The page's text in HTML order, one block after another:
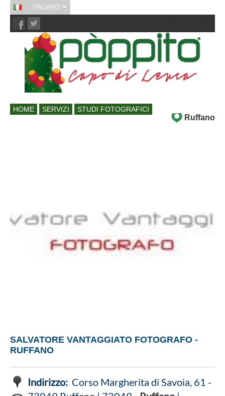
ITALIANO
HOME SERVIZI STUDI FOTOGRAFICI
Ruffano
SALVATORE VANTAGGIATO FOTOGRAFO -
RUFFANO
Indirizzo: Corso Margherita di Savoia, 61 -